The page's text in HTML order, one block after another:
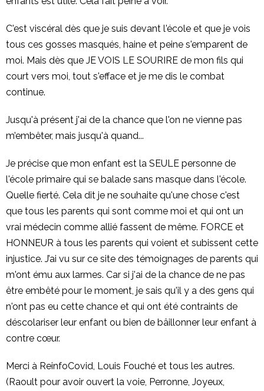
C'est viscéral dès que je suis devant l'école et que je vois
tous ces gosses masqués, haine et peine s'emparent de
moi. Mais dès que JE VOIS LE SOURIRE de mon fils qui
court vers moi, tout s'efface et je me dis le combat
continue.
Jusqu'à présent j'ai de la chance que l'on ne vienne pas
m’embêter, mais jusqu'à quand...
Je précise que mon enfant est la SEULE personne de
l'école primaire qui se balade sans masque dans l'école.
Quelle fierté. Cela dit je ne souhaite qu'une chose c'est
que tous les parents qui sont comme moi et qui ont un
vrai médecin comme allié fassent de même. FORCE et
HONNEUR à tous les parents qui voient et subissent cette
injustice. J’ai vu sur ce site des témoignages de parents qui
m'ont ému aux larmes. Car si j'ai de la chance de ne pas
être embêté pour le moment, je sais qu'il y a des gens qui
n'ont pas eu cette chance et qui ont été contraints de
déscolariser leur enfant ou bien de bâillonner leur enfant à
contre cœur.
Merci à ReinfoCovid, Louis Fouché et tous les autres.
(Raoult pour avoir ouvert la voie, Perronne, Joyeux,